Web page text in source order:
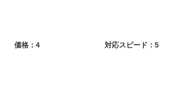
価格：4 対応スピード：5